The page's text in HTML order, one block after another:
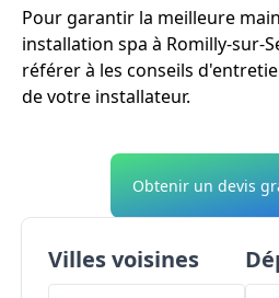
Pour garantir la meilleure
installation spa à Romilly-sur-
référer à les conseils
de votre installateur.
Obtenir un devis
Villes voisines